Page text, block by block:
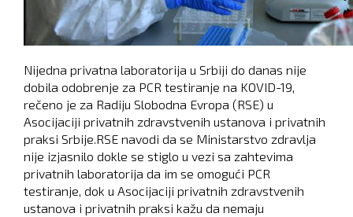
Nijedna privatna laboratorija u Srbiji do danas nije
dobila odobrenje za PCR testiranje na KOVID-19,
rečeno je za Radiju Slobodna Evropa (RSE) u
Asocijaciji privatnih zdravstvenih ustanova i privatnih
praksi Srbije.RSE navodi da se Ministarstvo zdravlja
nije izjasnilo dokle se stiglo u vezi sa zahtevima
privatnih laboratorija da im se omogući PCR
testiranje, dok u Asocijaciji privatnih zdravstvenih
ustanova i privatnih praksi kažu da nemaju